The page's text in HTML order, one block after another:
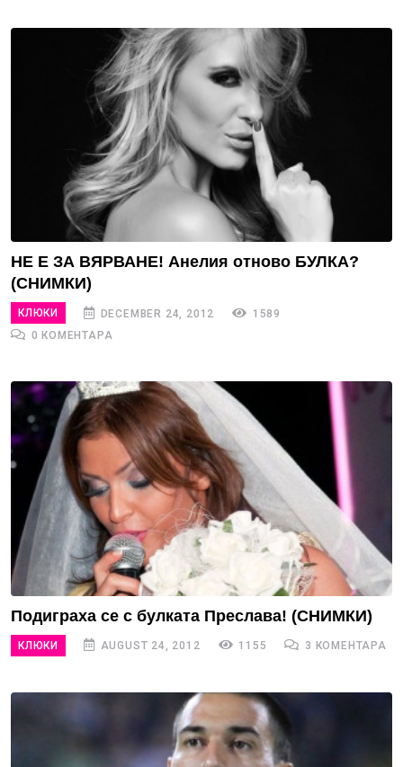
НЕ Е ЗА ВЯРВАНЕ! Анелия отново БУЛКА?
(СНИМКИ)
КЛЮКИ DECEMBER 24, 2012
1589
0 КОМЕНТАРА
Подиграха се с булката Преслава! (СНИМКИ)
КЛЮКИ AUGUST 24, 2012 1155 3 КОМЕНТАРА